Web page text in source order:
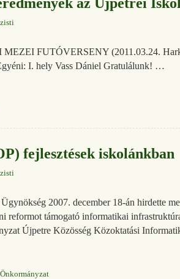
az Újpetrei
FUTÓVERSENY (2011.03.24.
I. hely Vass Dániel Gratulálunk! …
fejlesztések iskolánkban
2007. december 18-án hirdette
reformot támogató informatikai
Újpetre Közösség Közoktatási
Önkormányzat